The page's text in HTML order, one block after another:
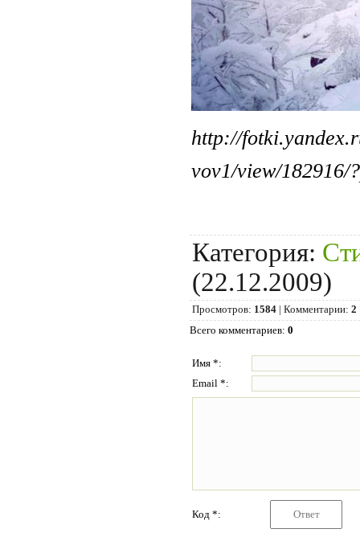
http://
vov1/view/182916/
Категория:
(22.12.2009)
Просмотров: 1584 | Комментарии: 2
Всего комментариев: 0
Имя *:
Email *:
Код *: